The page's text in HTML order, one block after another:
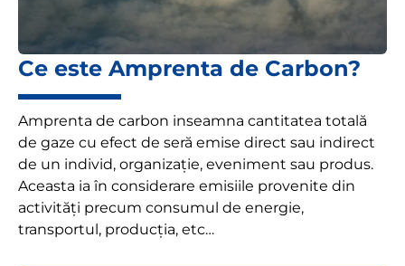
Ce este Amprenta de Carbon?
Amprenta de carbon inseamna cantitatea totală
de gaze cu efect de seră emise direct sau indirect
de un individ, organizație, eveniment sau produs.
Aceasta ia în considerare emisiile provenite din
activități precum consumul de energie,
transportul, producția, etc…